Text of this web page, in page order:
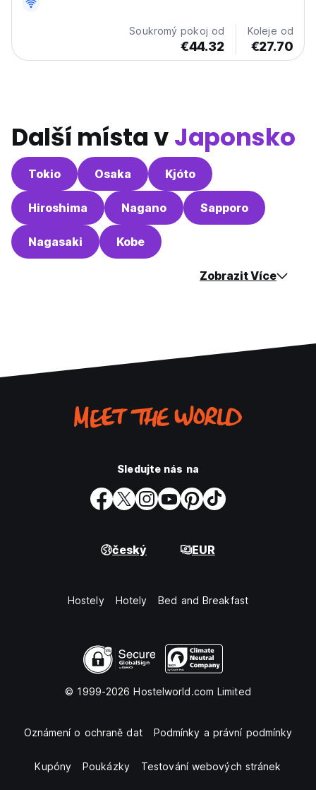
Soukromý pokoj od
€44.32
Koleje od
€27.70
Další místa vJaponsko
Tokio Osaka Kjóto
Hiroshima Nagano Sapporo
Nagasaki Kobe
Zobrazit Více
Sledujte nás na
český EUR
Hostely Hotely Bed and Breakfast
© 1999-2026 Hostelworld.com Limited
Oznámení o ochraně dat Podmínky a právní podmínky
Kupóny Poukázky Testování webových stránek